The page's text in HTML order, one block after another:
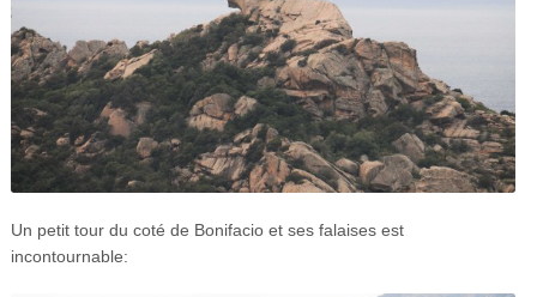
Un petit tour du coté de Bonifacio et ses falaises est
incontournable: